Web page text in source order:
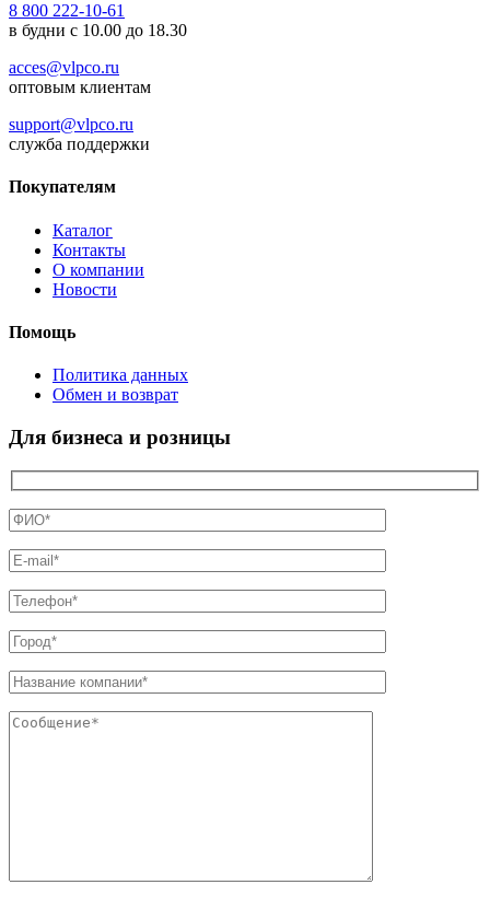
8 800 222-10-61
в будни с 10.00 до 18.30
acces@vlpco.ru
оптовым клиентам
support@vlpco.ru
служба поддержки
Покупателям
Каталог
Контакты
О компании
Новости
Помощь
Политика данных
Обмен и возврат
Для бизнеса и розницы